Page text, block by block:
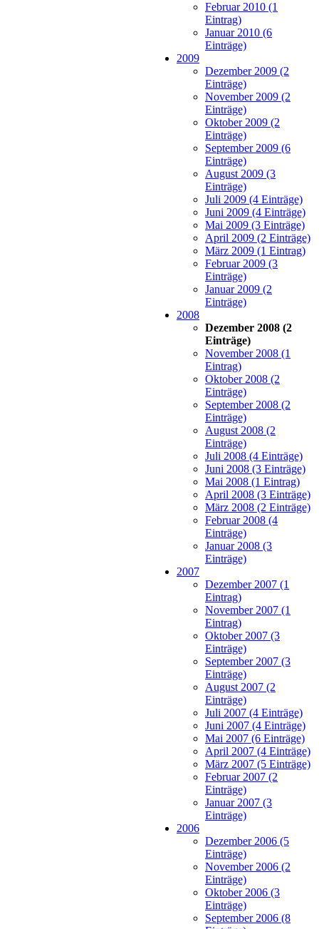
Februar 2010 (1
Eintrag)
Januar 2010 (6
Einträge)
2009
Dezember 2009 (2
Einträge)
November 2009 (2
Einträge)
Oktober 2009 (2
Einträge)
September 2009 (6
Einträge)
August 2009 (3
Einträge)
Juli 2009 (4 Einträge)
Juni 2009 (4 Einträge)
Mai 2009 (3 Einträge)
April 2009 (2 Einträge)
März 2009 (1 Eintrag)
Februar 2009 (3
Einträge)
Januar 2009 (2
Einträge)
2008
Dezember 2008 (2
Einträge)
November 2008 (1
Eintrag)
Oktober 2008 (2
Einträge)
September 2008 (2
Einträge)
August 2008 (2
Einträge)
Juli 2008 (4 Einträge)
Juni 2008 (3 Einträge)
Mai 2008 (1 Eintrag)
April 2008 (3 Einträge)
März 2008 (2 Einträge)
Februar 2008 (4
Einträge)
Januar 2008 (3
Einträge)
2007
Dezember 2007 (1
Eintrag)
November 2007 (1
Eintrag)
Oktober 2007 (3
Einträge)
September 2007 (3
Einträge)
August 2007 (2
Einträge)
Juli 2007 (4 Einträge)
Juni 2007 (4 Einträge)
Mai 2007 (6 Einträge)
April 2007 (4 Einträge)
März 2007 (5 Einträge)
Februar 2007 (2
Einträge)
Januar 2007 (3
Einträge)
2006
Dezember 2006 (5
Einträge)
November 2006 (2
Einträge)
Oktober 2006 (3
Einträge)
September 2006 (8